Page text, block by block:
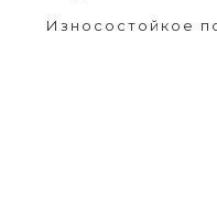
Износостойкое